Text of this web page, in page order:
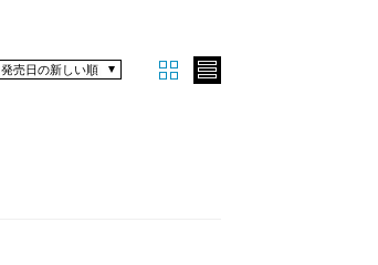
発売日の新しい順